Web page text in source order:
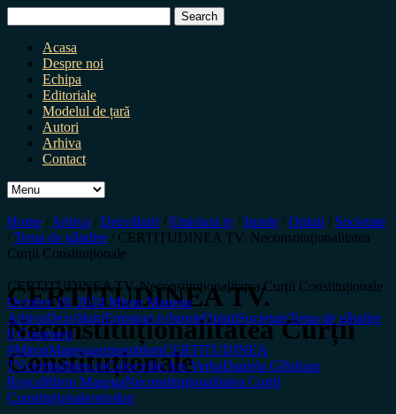
for:
Acasa
Despre noi
Echipa
Editoriale
Modelul de țară
Autori
Arhiva
Contact
Home / Arhiva / Dezvăluiri / Emisiuni tv / Istorie / Opinii / Societate
/ Tema de gândire / CERTITUDINEA TV. Neconstituționalitatea
Curții Constituționale
CERTITUDINEA TV.
Neconstituționalitatea Curții
Constituționale
CERTITUDINEA TV. Neconstituționalitatea Curții Constituționale
October 10, 2024Miron Manega
ArhivaDezvăluiriEmisiuni tvIstorieOpiniiSocietateTema de gândire
0 Comment
#MironManegaantisemitismCERTITUDINEA
TVcertitudinea.roColocviile Ars VerbaDaniela GîfuIoan
RoșcaMiron ManegaNeconstituționalitatea Curții
Constituționaleortodox